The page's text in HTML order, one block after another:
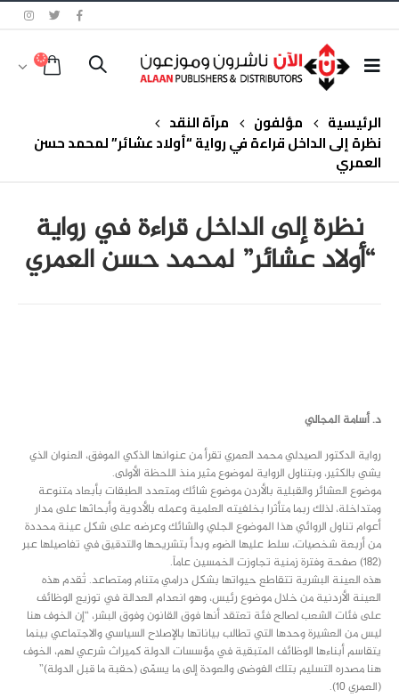
الرئيسية مؤلفون مرآة النقد
نظرة إلى الداخل قراءة في رواية “أولاد عشائر” لمحمد حسن
العمري
نظرة إلى الداخل قراءة في رواية
“أولاد عشائر” لمحمد حسن العمري
د. أسامة المجالي
رواية الدكتور الصيدلي محمد العمري تقرأ من عنوانها الذكي الموفق، العنوان الذي
يشي بالكثير، وبتناول الرواية لموضوع مثير منذ اللحظة الأولى.
موضوع العشائر والقبلية بالأردن موضوع شائك ومتعدد الطبقات بأبعاد متنوعة
ومتداخلة، لذلك ربما متأثرا بخلفيته العلمية وعمله بالأدوية وأبحاثها على مدار
أعوام تناول الروائي هذا الموضوع الجلي والشائك وعرضه على شكل عينة محددة
من أربعة شخصيات، سلط عليها الضوء وبدأ بتشريحها والتدقيق في تفاصيلها عبر
(١٨٢) صفحة وفترة زمنية تجاوزت الخمسين عاماً.
هذه العينة البشرية تتقاطع حيواتها بشكل درامي متنام ومتصاعد. تُقدم هذه
العينة الأردنية من خلال موضوع رئيس، وهو انعدام العدالة في توزيع الوظائف
على فئات الشعب لصالح فئة تعتقد أنها فوق القانون وفوق البشر، “إن الخوف هنا
ليس من العشيرة وحدها التي تطالب بياناتها بالإصلاح السياسي والاجتماعي بينما
يتقاسم أبناءها الوظائف المتبقية في مؤسسات الدولة كميراث شرعي لهم، الخوف
هنا مصدره التسليم بتلك الفوضى والعودة إلى ما يسمّى (حقبة ما قبل الدولة)”
(العمري ١٠).